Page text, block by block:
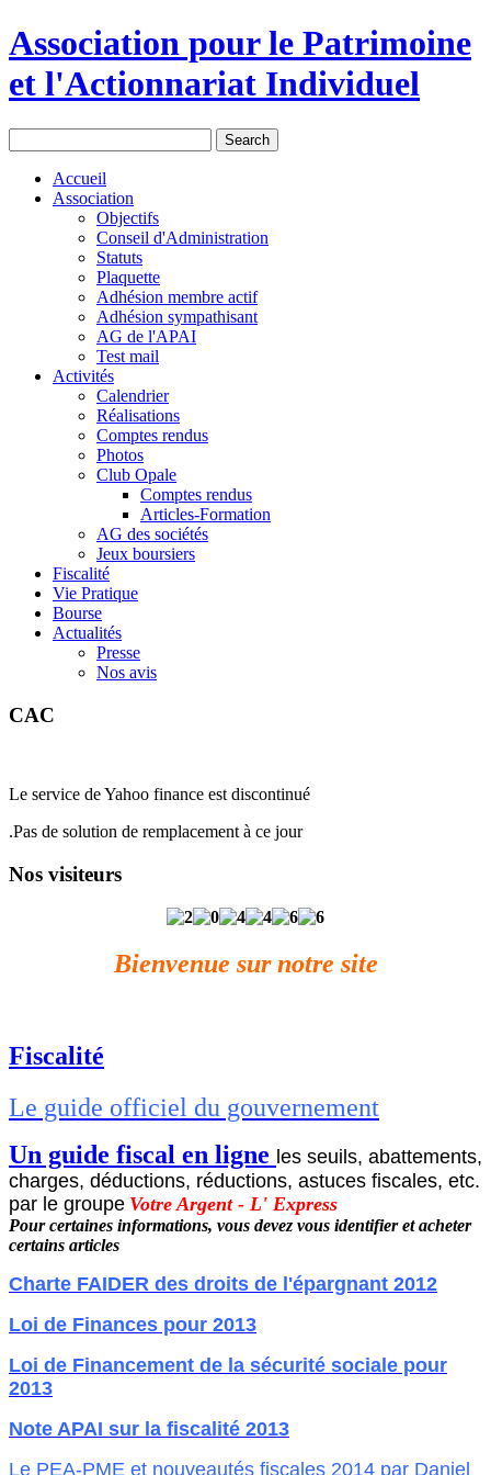
Association pour le Patrimoine
et l'Actionnariat Individuel
Accueil
Association
Objectifs
Conseil d'Administration
Statuts
Plaquette
Adhésion membre actif
Adhésion sympathisant
AG de l'APAI
Test mail
Activités
Calendrier
Réalisations
Comptes rendus
Photos
Club Opale
Comptes rendus
Articles-Formation
AG des sociétés
Jeux boursiers
Fiscalité
Vie Pratique
Bourse
Actualités
Presse
Nos avis
CAC
Le service de Yahoo finance est discontinué
.Pas de solution de remplacement à ce jour
Nos visiteurs
Bienvenue sur notre site
Fiscalité
Le guide officiel du gouvernement
Un guide fiscal en ligne les seuils, abattements,
charges, déductions, réductions, astuces fiscales, etc.
par le groupe Votre Argent - L' Express
Pour certaines informations, vous devez vous identifier et acheter
certains articles
Charte FAIDER des droits de l'épargnant 2012
Loi de Finances pour 2013
Loi de Financement de la sécurité sociale pour
2013
Note APAI sur la fiscalité 2013
Le PEA-PME et nouveautés fiscales 2014 par Daniel